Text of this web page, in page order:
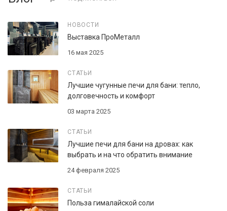
НОВОСТИ
16 мая 2025
Выставка ПроМеталл
СТАТЬИ
03 марта 2025
Лучшие чугунные печи для бани: тепло,
долговечность и комфорт
СТАТЬИ
24 февраля 2025
Лучшие печи для бани на дровах: как
выбрать и на что обратить внимание
СТАТЬИ
Польза гималайской соли